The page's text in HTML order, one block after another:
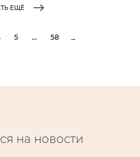
ЕЩЁ
5 ... 58 →
на новости